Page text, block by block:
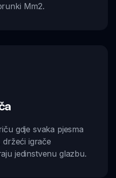
Mm2.
gdje svaka pjesma
igrače
jedinstvenu glazbu.